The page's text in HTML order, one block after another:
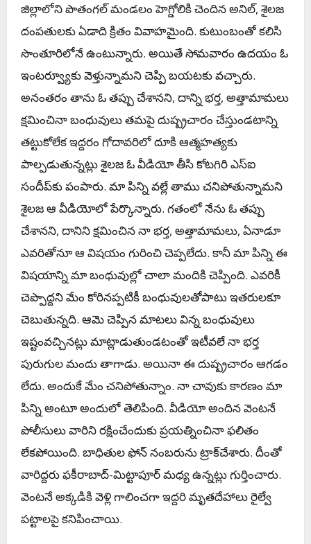
జిల్లాలోని పొతంగల్​ మండలం హెగ్డోలికి చెందిన అనిల్​, శైలజ
దంపతులకు ఏడాది క్రితం వివాహమైంది. కుటుంబంతో కలిసి
సొంతూరిలోనే ఉంటున్నారు. అయితే సోమవారం ఉదయం ఓ
ఇంటర్వ్యూకు వెళ్తున్నామని చెప్పి బయటకు వచ్చారు.
అనంతరం తాను ఓ తప్పు చేశానని, దాన్ని భర్త, అత్తామామలు
క్షమించినా బంధువులు తమపై దుష్ప్రచారం చేస్తుండటాన్ని
తట్టుకోలేక ఇద్దరం గోదావరిలో దూకి ఆత్మహత్యకు
పాల్పడుతున్నట్లు శైలజ ఓ వీడియో తీసి కోటగిరి ఎస్‌ఐ
సందీప్‌కు పంపారు. మా పిన్ని వల్లే తాము చనిపోతున్నామని
శైలజ ఆ వీడియోలో పేర్కొన్నారు. గతంలో నేను ఓ తప్పు
చేశానని, దానిని క్షమించిన నా భర్త, అత్తామామలు, ఏనాడూ
ఎవరితోనూ ఆ విషయం గురించి చెప్పలేదు. కానీ మా పిన్ని ఈ
విషయాన్ని మా బంధువుల్లో చాలా మందికి చెప్పింది. ఎవరికీ
చెప్పొద్దని మేం కోరినప్పటికీ బంధువులతోపాటు ఇతరులకూ
చెబుతున్నది. ఆమె చెప్పిన మాటలు విన్న బంధువులు
ఇష్టంవచ్చినట్లు మాట్లాడుతుండటంతో ఇటీవలే నా భర్త
పురుగుల మందు తాగాడు. అయినా ఈ దుష్ప్రచారం ఆగడం
లేదు. అందుకే మేం చనిపోతున్నాం. నా చావుకు కారణం మా
పిన్ని అంటూ అందులో తెలిపింది. వీడియో అందిన వెంట‌నే
పోలీసులు వారిని ర‌క్షించేందుకు ప్ర‌య‌త్నించినా ఫ‌లితం
లేక‌పోయింది. బాధితుల ఫోన్​ నంబరును ట్రాక్​చేశారు. దీంతో
వారిద్దరు ఫకీరాబాద్​-మిట్టాపూర్ మధ్య ఉన్నట్లు గుర్తించారు.
వెంటనే అక్కడికి వెళ్లి గాలించగా ఇద్దరి మృతదేహాలు రైల్వే
పట్టాలపై కనిపించాయి.